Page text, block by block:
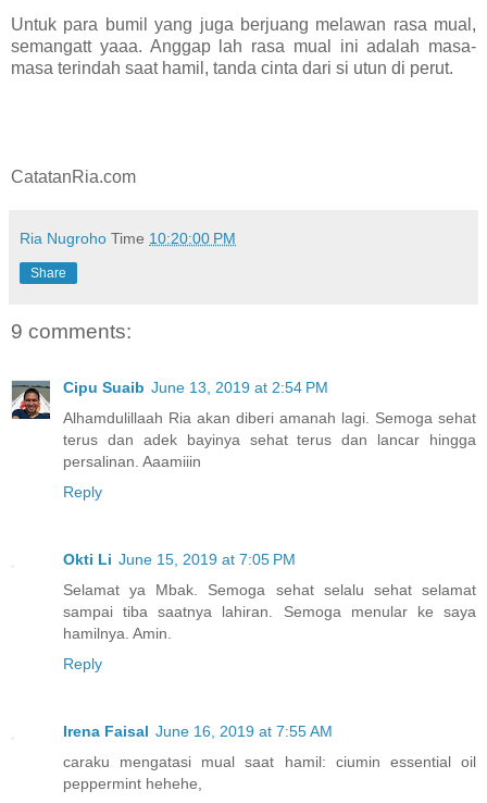
Untuk para bumil yang juga berjuang melawan rasa mual,
semangatt yaaa. Anggap lah rasa mual ini adalah masa-
masa terindah saat hamil, tanda cinta dari si utun di perut.
CatatanRia.com
Ria Nugroho Time 10:20:00 PM
Share
9 comments:
Cipu Suaib June 13, 2019 at 2:54 PM
Alhamdulillaah Ria akan diberi amanah lagi. Semoga sehat
terus dan adek bayinya sehat terus dan lancar hingga
persalinan. Aaamiiin
Reply
Okti Li June 15, 2019 at 7:05 PM
Selamat ya Mbak. Semoga sehat selalu sehat selamat
sampai tiba saatnya lahiran. Semoga menular ke saya
hamilnya. Amin.
Reply
Irena Faisal June 16, 2019 at 7:55 AM
caraku mengatasi mual saat hamil: ciumin essential oil
peppermint hehehe,